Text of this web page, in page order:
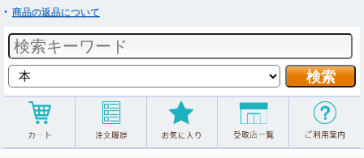
商品の返品について